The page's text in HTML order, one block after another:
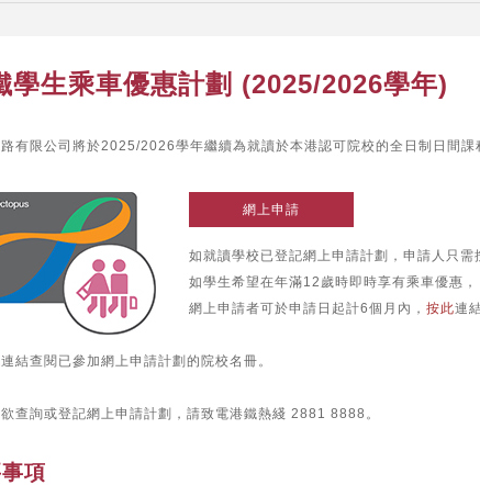
學生乘車優惠計劃 (2025/2026學年)
有限公司將於2025/2026學年繼續為就讀於本港認可院校的全日制日間課
網上申請
如就讀學校已登記網上申請計劃，申請人只需
如學生希望在年滿12歲時即時享有乘車優惠
網上申請者可於申請日起計6個月內， 按此連
連結查閱已參加網上申請計劃的院校名冊。
查詢或登記網上申請計劃，請致電港鐵熱綫 2881 8888。
項